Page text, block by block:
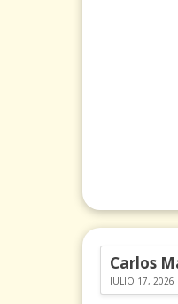
JULIO 17, 2026